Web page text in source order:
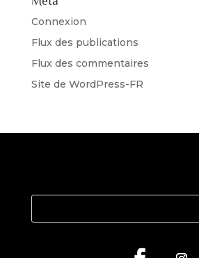
Connexion
Flux des publications
Flux des commentaires
Site de WordPress-FR